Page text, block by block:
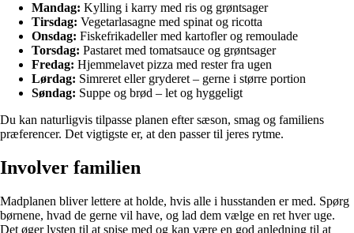
Mandag: Kylling i karry med ris og grøntsager
Tirsdag: Vegetarlasagne med spinat og ricotta
Onsdag: Fiskefrikadeller med kartofler og remoulade
Torsdag: Pastaret med tomatsauce og grøntsager
Fredag: Hjemmelavet pizza med rester fra ugen
Lørdag: Simreret eller gryderet – gerne i større portion
Søndag: Suppe og brød – let og hyggeligt
Du kan naturligvis tilpasse planen efter sæson, smag og familiens
præferencer. Det vigtigste er, at den passer til jeres rytme.
Involver familien
Madplanen bliver lettere at holde, hvis alle i husstanden er med. Spørg
børnene, hvad de gerne vil have, og lad dem vælge en ret hver uge.
Det øger lysten til at spise med og kan være en god anledning til at